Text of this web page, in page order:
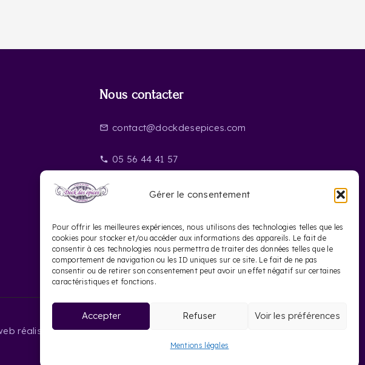
Gérer le consentement
Pour offrir les meilleures expériences, nous utilisons des technologies telles que les
cookies pour stocker et/ou accéder aux informations des appareils. Le fait de
consentir à ces technologies nous permettra de traiter des données telles que le
comportement de navigation ou les ID uniques sur ce site. Le fait de ne pas
consentir ou de retirer son consentement peut avoir un effet négatif sur certaines
caractéristiques et fonctions.
Accepter Refuser Voir les préférences
Mentions légales
Nous contacter
mail_outline contact@dockdesepices.com
phone 05 56 44 41 57
location_on
20 Rue Saint-James
réalisé par Le Site Français